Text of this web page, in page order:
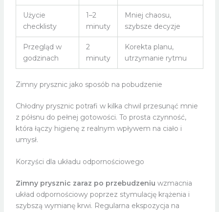
Użycie
checklisty
1–2
minuty
Mniej chaosu,
szybsze decyzje
Przegląd w
godzinach
2
minuty
Korekta planu,
utrzymanie rytmu
Zimny prysznic jako sposób na pobudzenie
Chłodny prysznic potrafi w kilka chwil przesunąć mnie
z półsnu do pełnej gotowości. To prosta czynność,
która łączy higienę z realnym wpływem na ciało i
umysł.
Korzyści dla układu odpornościowego
Zimny prysznic zaraz po przebudzeniu wzmacnia
układ odpornościowy poprzez stymulację krążenia i
szybszą wymianę krwi. Regularna ekspozycja na